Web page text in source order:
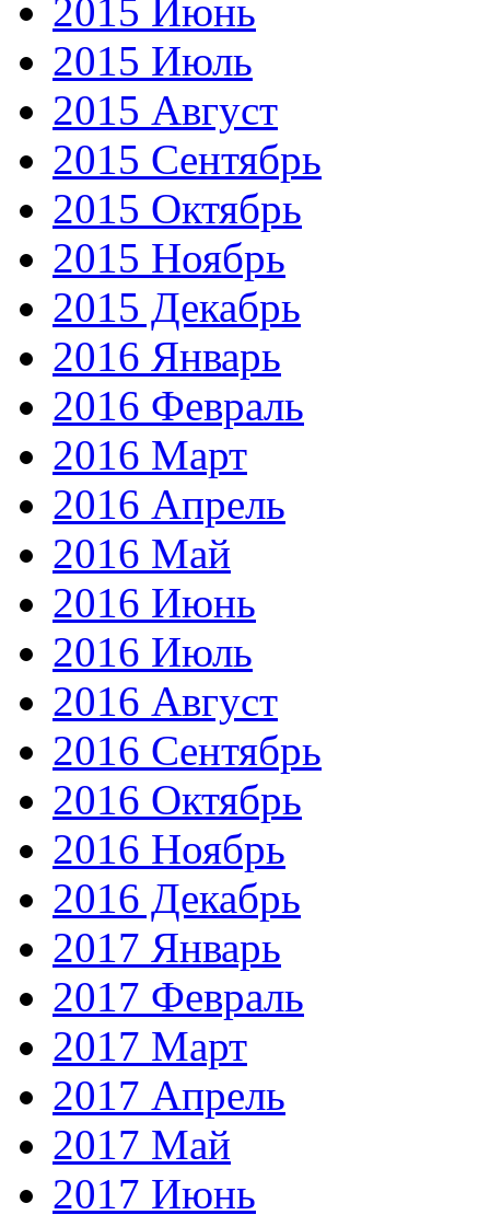
2015 Июнь
2015 Июль
2015 Август
2015 Сентябрь
2015 Октябрь
2015 Ноябрь
2015 Декабрь
2016 Январь
2016 Февраль
2016 Март
2016 Апрель
2016 Май
2016 Июнь
2016 Июль
2016 Август
2016 Сентябрь
2016 Октябрь
2016 Ноябрь
2016 Декабрь
2017 Январь
2017 Февраль
2017 Март
2017 Апрель
2017 Май
2017 Июнь